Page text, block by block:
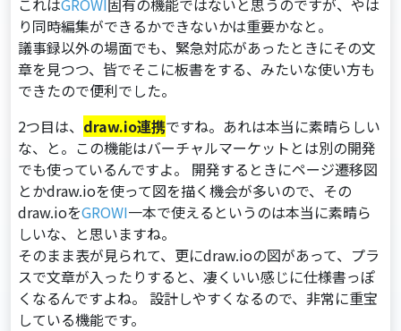
り同時編集ができるかできないかは重要かなと。
議事録以外の場⾯でも、緊急対応があったときにその⽂
章を⾒つつ、皆でそこに板書をする、みたいな使い⽅も
できたので便利でした。
2つ⽬は、 draw.io連携ですね。あれは本当に素晴らしい
な、と。この機能はバーチャルマーケットとは別の開発
でも使っているんですよ。 開発するときにページ遷移図
とかdraw.ioを使って図を描く機会が多いので、その
draw.ioをGROWI⼀本で使えるというのは本当に素晴ら
しいな、と思いますね。
そのまま表が⾒られて、更にdraw.ioの図があって、プラ
スで⽂章が⼊ったりすると、凄くいい感じに仕様書っぽ
くなるんですよね。 設計しやすくなるので、⾮常に重宝
している機能です。